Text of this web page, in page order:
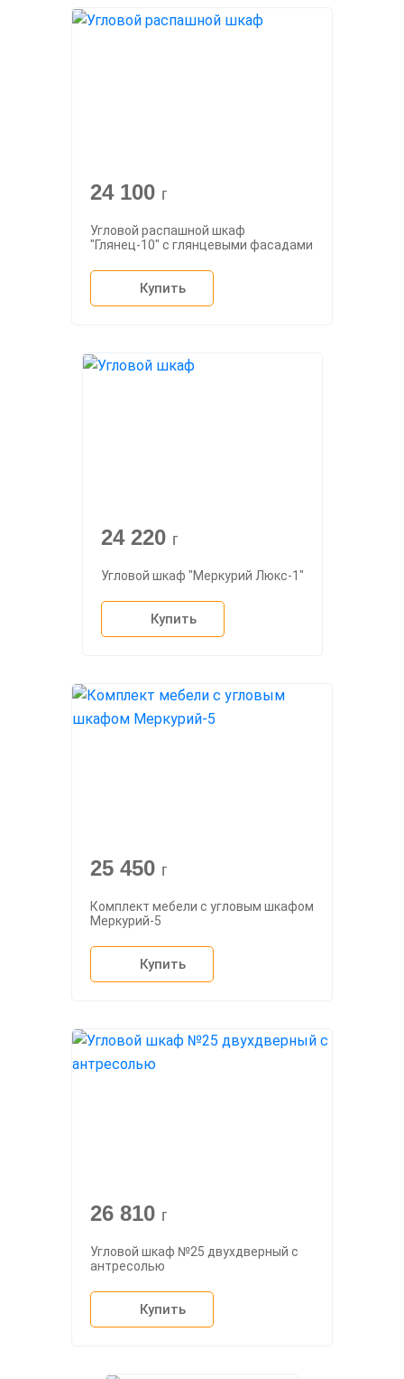
24 100 г
Угловой распашной шкаф
"Глянец-10" с глянцевыми фасадами
Купить
24 220 г
Угловой шкаф "Меркурий Люкс-1"
Купить
25 450 г
Комплект мебели с угловым шкафом
Меркурий-5
Купить
26 810 г
Угловой шкаф №25 двухдверный с
антресолью
Купить